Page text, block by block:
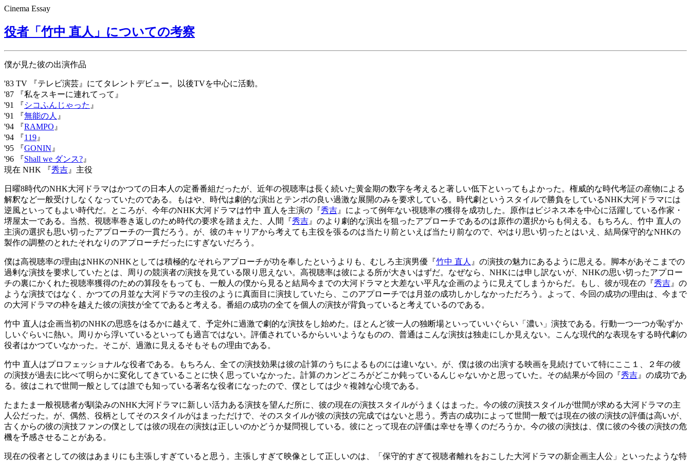
Cinema Essay
役者「竹中 直人」についての考察
僕が見た彼の出演作品
'83 TV 『テレビ演芸』にてタレントデビュー。以後TVを中心に活動。
'87 『私をスキーに連れてって』
'91 『シコふんじゃった 』
'91 『無能の人 』
'94 『RAMPO 』
'94 『119 』
'95 『GONIN 』
'96 『Shall we ダンス? 』
現在 NHK 『秀吉 』主役
日曜8時代のNHK大河ドラマはかつての日本人の定番番組だったが、近年の視聴率は長く続いた黄金期の数字を考えると著しい低下といってもよかった。権威的な時代考証の産物による
解釈など一般受けしなくなっていたのである。もはや、時代は劇的な演出とテンポの良い過激な展開のみを要求している。時代劇というスタイルで勝負をしているNHK大河ドラマには
逆風といってもよい時代だ。ところが、今年のNHK大河ドラマは竹中 直人を主演の『秀吉 』によって例年ない視聴率の獲得を成功した。原作はビジネス本を中心に活躍している作家・
堺屋太一である。当然、視聴率巻き返しのため時代の要求を踏まえた、人間『秀吉 』のより劇的な演出を狙ったアプローチであるのは原作の選択からも伺える。もちろん、竹中 直人の
主演の選択も思い切ったアプローチの一貫だろう。が、彼のキャリアから考えても主役を張るのは当たり前といえば当たり前なので、やはり思い切ったとはいえ、結局保守的なNHKの
製作の調整のとれたそれなりのアプローチだったにすぎないだろう。
僕は高視聴率の理由はNHKのNHKとしては積極的なそれらアプローチが功を奉したというよりも、むしろ主演男優『竹中 直人 』の演技の魅力にあるように思える。脚本があそこまでの
過剰な演技を要求していたとは、周りの競演者の演技を見ている限り思えない。高視聴率は彼による所が大きいはずだ。なぜなら、NHKには申し訳ないが、NHKの思い切ったアプロー
チの裏にかくれた視聴率獲得のための算段をもっても、一般人の僕から見ると結局今までの大河ドラマと大差ない平凡な企画のように見えてしまうからだ。もし、彼が現在の『秀吉 』の
ような演技ではなく、かつての月並な大河ドラマの主役のように真面目に演技していたら、このアプローチでは月並の成功しかしなかっただろう。よって、今回の成功の理由は、今まで
の大河ドラマの枠を越えた彼の演技が全てであると考える。番組の成功の全てを個人の演技が背負っていると考えているのである。
竹中 直人は企画当初のNHKの思惑をはるかに越えて、予定外に過激で劇的な演技をし始めた。ほとんど彼一人の独断場といっていいぐらい「濃い」演技である。行動一つ一つが恥ずか
しいぐらいに熱い。周りから浮いているといっても過言ではない。評価されているからいいようなものの、普通はこんな演技は独走にしか見えない。こんな現代的な表現をする時代劇の
役者はかつていなかった。そこが、過激に見えるそもそもの理由である。
竹中 直人はプロフェッショナルな役者である。もちろん、全ての演技効果は彼の計算のうちによるものには違いない。が、僕は彼の出演する映画を見続けていて特にここ１、２年の彼
の演技が過去に比べて明らかに変化してきていることに快く思っていなかった。計算のカンどころがどこか鈍っているんじゃないかと思っていた。その結果が今回の『秀吉 』の成功であ
る。彼はこれで世間一般としては誰でも知っている著名な役者になったので、僕としては少々複雑な心境である。
たまたま一般視聴者が馴染みのNHK大河ドラマに新しい活力ある演技を望んだ所に、彼の現在の演技スタイルがうまくはまった。今の彼の演技スタイルが世間が求める大河ドラマの主
人公だった。が、偶然、役柄としてそのスタイルがはまっただけで、そのスタイルが彼の演技の完成ではないと思う。秀吉の成功によって世間一般では現在の彼の演技の評価は高いが、
古くからの彼の演技ファンの僕としては彼の現在の演技は正しいのかどうか疑問視している。彼にとって現在の評価は幸せを導くのだろうか。今の彼の演技は、僕に彼の今後の演技の危
機を予感させることがある。
現在の役者としての彼はあまりにも主張しすぎていると思う。主張しすぎて映像として正しいのは、「保守的すぎて視聴者離れをおこした大河ドラマの新企画主人公」といったような特